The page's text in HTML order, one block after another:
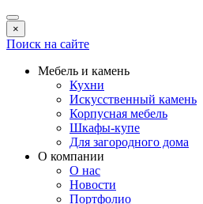
×
Поиск на сайте
Мебель и камень
Кухни
Искусственный камень
Корпусная мебель
Шкафы-купе
Для загородного дома
О компании
О нас
Новости
Портфолио